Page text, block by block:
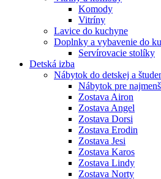
Komody
Vitríny
Lavice do kuchyne
Doplnky a vybavenie do
Servírovacie stolíky
Detská izba
Nábytok do detskej a
Nábytok pre
Zostava Airon
Zostava Angel
Zostava Dorsi
Zostava Erodin
Zostava Jesi
Zostava Karos
Zostava Lindy
Zostava Norty